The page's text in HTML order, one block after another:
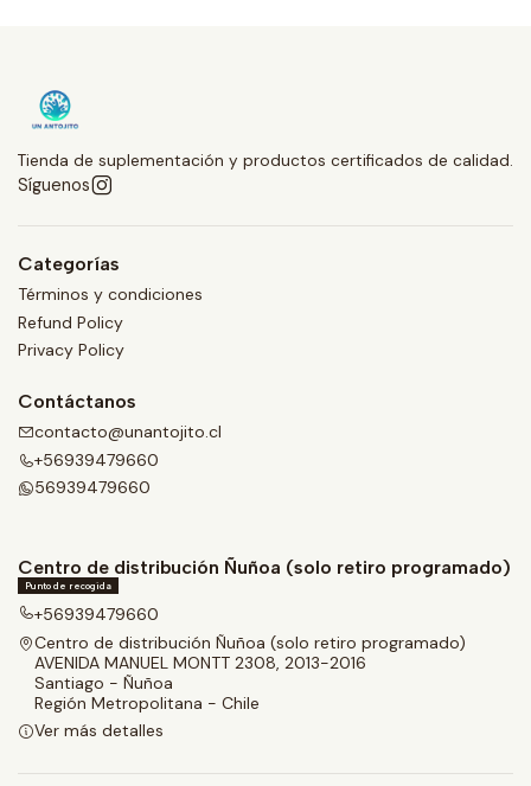
Tienda de suplementación y productos certificados de calidad.
Síguenos
Categorías
Términos y condiciones
Refund Policy
Privacy Policy
Contáctanos
contacto@unantojito.cl
+56939479660
56939479660
Centro de distribución Ñuñoa (solo retiro programado)
Punto de recogida
+56939479660
Centro de distribución Ñuñoa (solo retiro programado)
AVENIDA MANUEL MONTT 2308, 2013-2016
Santiago - Ñuñoa
Región Metropolitana - Chile
Ver más detalles